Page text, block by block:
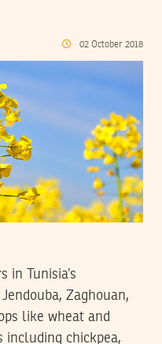
02 October 2018
in Tunisia’s
Zaghouan,
like wheat and
including chickpea,